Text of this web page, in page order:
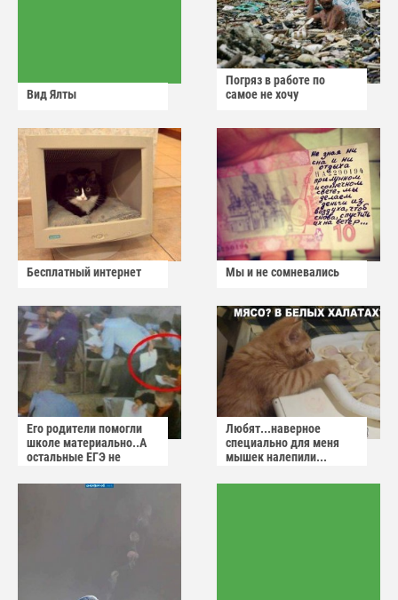
Вид Ялты
Погряз в работе по
самое не хочу
Бесплатный интернет Мы и не сомневались
Его родители помогли
школе материально..А
остальные ЕГЭ не
Любят...наверное
специально для меня
мышек налепили...